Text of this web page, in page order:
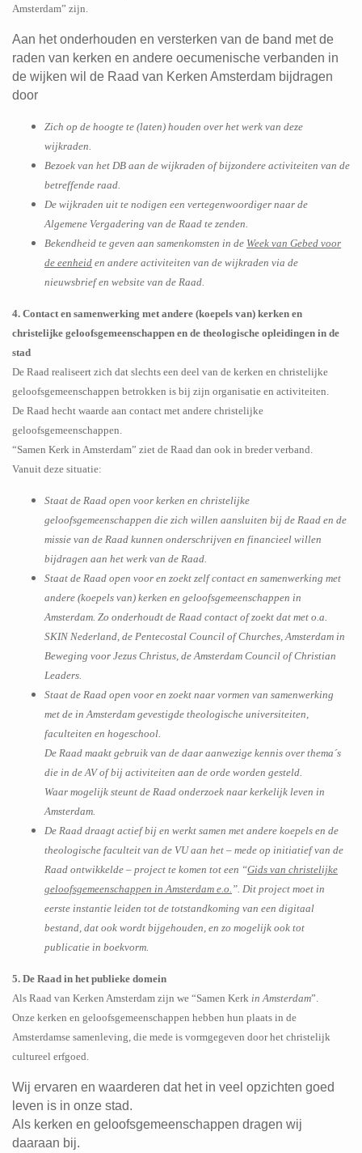
Amsterdam” zijn.
Aan het onderhouden en versterken van de band met de
raden van kerken en andere oecumenische verbanden in
de wijken wil de Raad van Kerken Amsterdam bijdragen
door
Zich op de hoogte te (laten) houden over het werk van deze
wijkraden.
Bezoek van het DB aan de wijkraden of bijzondere activiteiten van de
betreffende raad.
De wijkraden uit te nodigen een vertegenwoordiger naar de
Algemene Vergadering van de Raad te zenden.
Bekendheid te geven aan samenkomsten in de Week van Gebed voor
de eenheid en andere activiteiten van de wijkraden via de
nieuwsbrief en website van de Raad.
4. Contact en samenwerking met andere (koepels van) kerken en
christelijke geloofsgemeenschappen en de theologische opleidingen in de
stad
De Raad realiseert zich dat slechts een deel van de kerken en christelijke
geloofsgemeenschappen betrokken is bij zijn organisatie en activiteiten.
De Raad hecht waarde aan contact met andere christelijke
geloofsgemeenschappen.
“Samen Kerk in Amsterdam” ziet de Raad dan ook in breder verband.
Vanuit deze situatie:
Staat de Raad open voor kerken en christelijke
geloofsgemeenschappen die zich willen aansluiten bij de Raad en de
missie van de Raad kunnen onderschrijven en financieel willen
bijdragen aan het werk van de Raad.
Staat de Raad open voor en zoekt zelf contact en samenwerking met
andere (koepels van) kerken en geloofsgemeenschappen in
Amsterdam. Zo onderhoudt de Raad contact of zoekt dat met o.a.
SKIN Nederland, de Pentecostal Council of Churches, Amsterdam in
Beweging voor Jezus Christus, de Amsterdam Council of Christian
Leaders.
Staat de Raad open voor en zoekt naar vormen van samenwerking
met de in Amsterdam gevestigde theologische universiteiten,
faculteiten en hogeschool.
De Raad maakt gebruik van de daar aanwezige kennis over thema´s
die in de AV of bij activiteiten aan de orde worden gesteld.
Waar mogelijk steunt de Raad onderzoek naar kerkelijk leven in
Amsterdam.
De Raad draagt actief bij en werkt samen met andere koepels en de
theologische faculteit van de VU aan het – mede op initiatief van de
Raad ontwikkelde – project te komen tot een “Gids van christelijke
geloofsgemeenschappen in Amsterdam e.o. ”. Dit project moet in
eerste instantie leiden tot de totstandkoming van een digitaal
bestand, dat ook wordt bijgehouden, en zo mogelijk ook tot
publicatie in boekvorm.
5. De Raad in het publieke domein
Als Raad van Kerken Amsterdam zijn we “Samen Kerk in Amsterdam”.
Onze kerken en geloofsgemeenschappen hebben hun plaats in de
Amsterdamse samenleving, die mede is vormgegeven door het christelijk
cultureel erfgoed.
Wij ervaren en waarderen dat het in veel opzichten goed
leven is in onze stad.
Als kerken en geloofsgemeenschappen dragen wij
daaraan bij.